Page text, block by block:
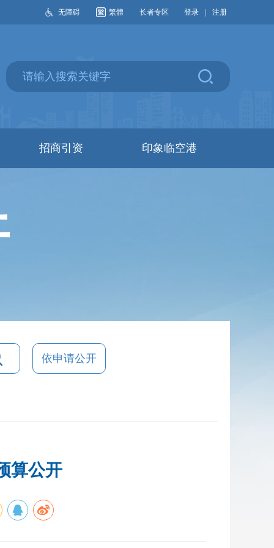
无障碍 繁體 长者专区 登录 注册
招商引资 印象临空港
依申请公开
算公开